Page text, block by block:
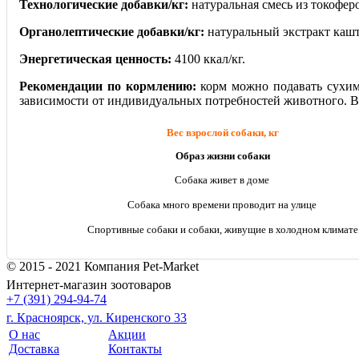
Технологические добавки/кг: натуральная смесь из
Органолептические добавки/кг: натуральный экстракт
Энергетическая ценность: 4100 ккал/кг.
Рекомендации по кормлению: корм можно подавать
зависимости от индивидуальных потребностей животного.
Вес взрослой собаки, кг
Образ жизни собаки
Собака живет в доме
Собака много времени проводит на улице
Спортивные собаки и собаки, живущие в холодном климате
© 2015 - 2021 Компания Pet-Market
Интернет-магазин зоотоваров
+7 (391) 294-94-74
г. Красноярск, ул. Киренского 33
О нас
Доставка
Акции
Контакты